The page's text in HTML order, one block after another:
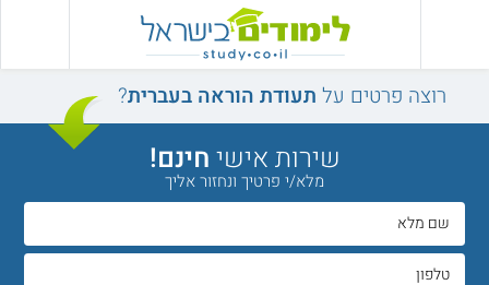
רוצה פרטים על תעודת הוראה בעברית?
שירות אישיחינם!
מלא/י פרטיך ונחזור אליך